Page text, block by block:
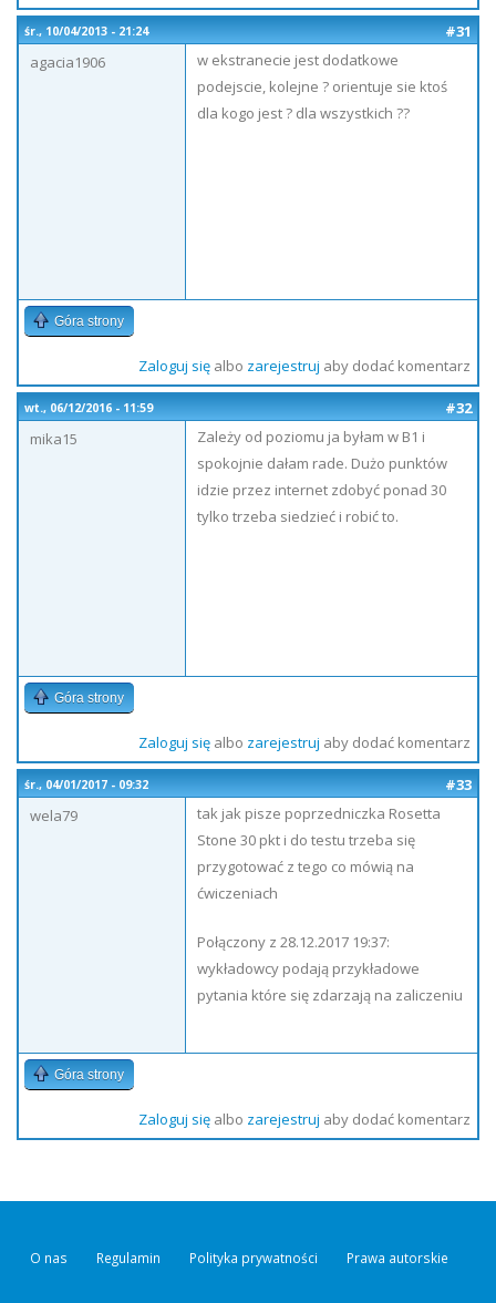
śr., 10/04/2013 - 21:24
#31
agacia1906
w ekstranecie jest dodatkowe
podejscie, kolejne ? orientuje sie ktoś
dla kogo jest ? dla wszystkich ??
Góra strony
Zaloguj sięalbo zarejestruj aby dodać komentarz
wt., 06/12/2016 - 11:59
#32
mika15
Zależy od poziomu ja byłam w B1 i
spokojnie dałam rade. Dużo punktów
idzie przez internet zdobyć ponad 30
tylko trzeba siedzieć i robić to.
Góra strony
Zaloguj sięalbo zarejestruj aby dodać komentarz
śr., 04/01/2017 - 09:32
#33
wela79
tak jak pisze poprzedniczka Rosetta
Stone 30 pkt i do testu trzeba się
przygotować z tego co mówią na
ćwiczeniach
Połączony z 28.12.2017 19:37:
wykładowcy podają przykładowe
pytania które się zdarzają na zaliczeniu
Góra strony
Zaloguj sięalbo zarejestruj aby dodać komentarz
O nas Regulamin Polityka prywatności Prawa autorskie